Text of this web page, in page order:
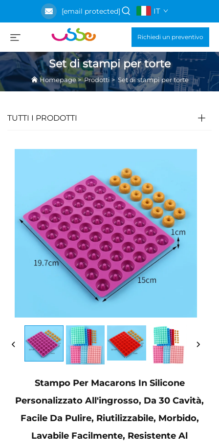
[email protected] IT
Richiedi un preventivo
Set di stampi per torte
Homepage>Prodotti >Set di stampi per torte
TUTTI I PRODOTTI
Stampo Per Macarons In Silicone
Personalizzato All'ingrosso, Da 30 Cavità,
Facile Da Pulire, Riutilizzabile, Morbido,
Lavabile Facilmente, Resistente Al